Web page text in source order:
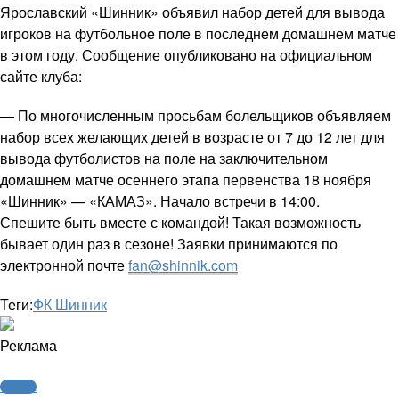
Ярославский «Шинник» объявил набор детей для вывода
игроков на футбольное поле в последнем домашнем матче
в этом году. Сообщение опубликовано на официальном
сайте клуба:
— По многочисленным просьбам болельщиков объявляем
набор всех желающих детей в возрасте от 7 до 12 лет для
вывода футболистов на поле на заключительном
домашнем матче осеннего этапа первенства 18 ноября
«Шинник» — «КАМАЗ». Начало встречи в 14:00.
Спешите быть вместе с командой! Такая возможность
бывает один раз в сезоне! Заявки принимаются по
электронной почтеfan@shinnik.com
Теги:ФК Шинник
Реклама
Футбол